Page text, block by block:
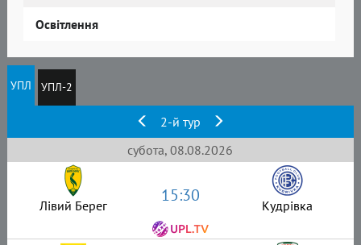
Освітлення
УПЛ УПЛ-2
2-й тур
субота, 08.08.2026
Лівий Берег 15:30 Кудрівка